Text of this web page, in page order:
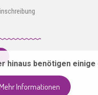
benötigen
Informationen